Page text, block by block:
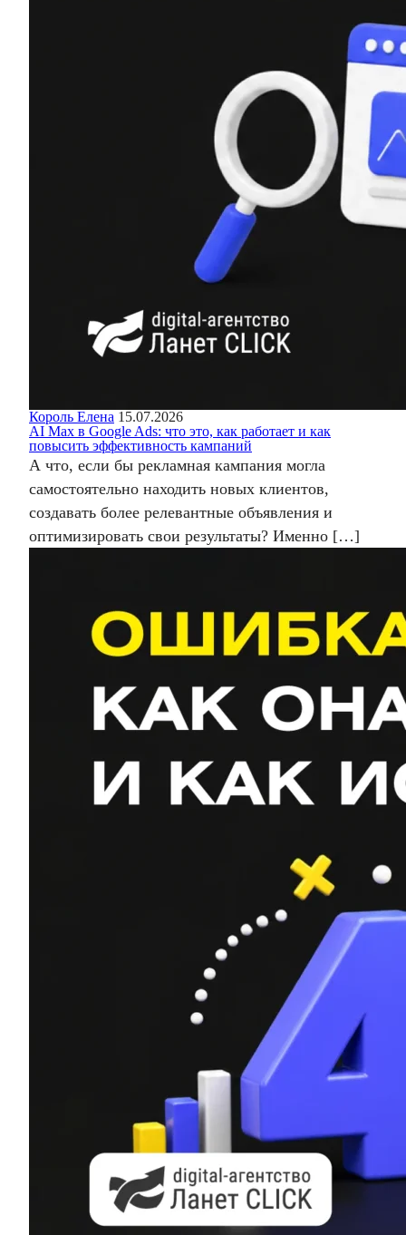
Король Елена 15.07.2026
AI Max в Google Ads: что это, как работает и как
повысить эффективность кампаний
А что, если бы рекламная кампания могла
самостоятельно находить новых клиентов,
создавать более релевантные объявления и
оптимизировать свои результаты? Именно […]